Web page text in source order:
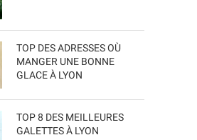
TOP DES ADRESSES OÙ
MANGER UNE BONNE
GLACE À LYON
TOP 8 DES MEILLEURES
GALETTES À LYON